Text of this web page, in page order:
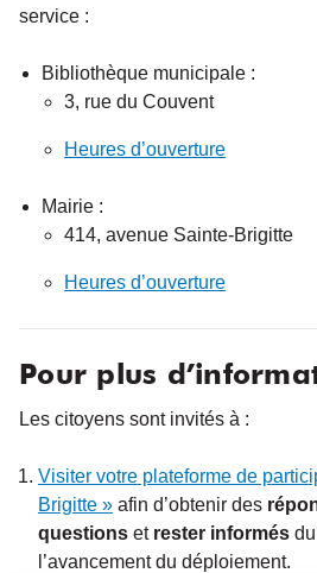
service :
Bibliothèque municipale :
3, rue du Couvent
Heures d’ouverture
Mairie :
414, avenue Sainte-Brigitte
Heures d’ouverture
Pour plus
Les citoyens sont invités à :
Visiter votre plateforme de
Brigitte » afin d’obtenir des
questions et rester informés
l’avancement du déploiement.